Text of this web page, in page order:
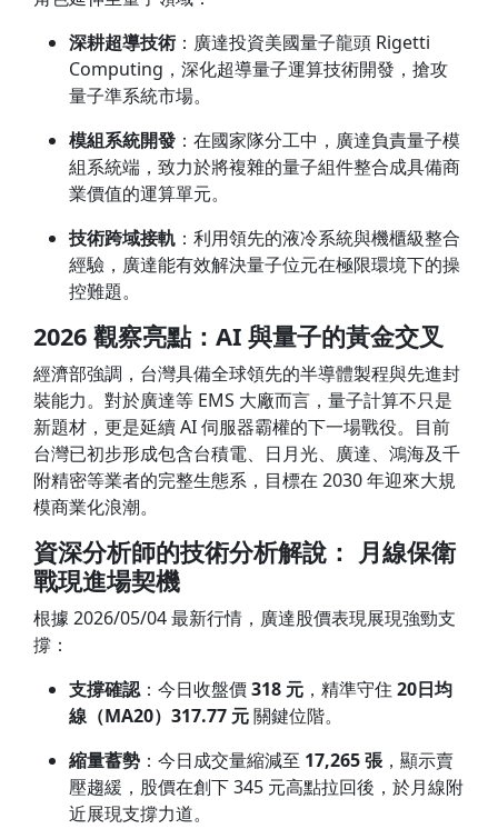
深耕超導技術：廣達投資美國量子龍頭 Rigetti
Computing，深化超導量子運算技術開發，搶攻
量子準系統市場。
模組系統開發：在國家隊分工中，廣達負責量子模
組系統端，致力於將複雜的量子組件整合成具備商
業價值的運算單元。
技術跨域接軌：利用領先的液冷系統與機櫃級整合
經驗，廣達能有效解決量子位元在極限環境下的操
控難題。
2026 觀察亮點：AI 與量子的黃金交叉
經濟部強調，台灣具備全球領先的半導體製程與先進封
裝能力。對於廣達等 EMS 大廠而言，量子計算不只是
新題材，更是延續 AI 伺服器霸權的下一場戰役。目前
台灣已初步形成包含台積電、日月光、廣達、鴻海及千
附精密等業者的完整生態系，目標在 2030 年迎來大規
模商業化浪潮。
資深分析師的技術分析解說：
月線保衛
戰現進場契機
根據 2026/05/04 最新行情，廣達股價表現展現強勁支
撐：
支撐確認：今日收盤價318 元，精準守住20日均
線（MA20）317.77 元關鍵位階。
縮量蓄勢：今日成交量縮減至 17,265 張，顯示賣
壓趨緩，股價在創下 345 元高點拉回後，於月線附
近展現支撐力道。